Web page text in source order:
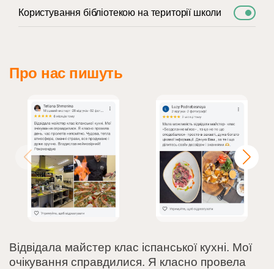
Користування бібліотекою на території школи
Про нас пишуть
Відвідала майстер клас іспанської кухні. Мої
очікування справдилися. Я класно провела